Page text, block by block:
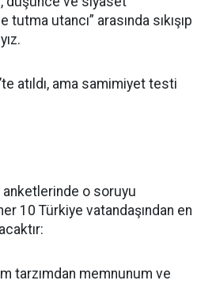
tutma utancı” arasında sıkışıp
atıldı, ama samimiyet testi
anketlerinde o soruyu
10 Türkiye vatandaşından en
tarzımdan memnunum ve